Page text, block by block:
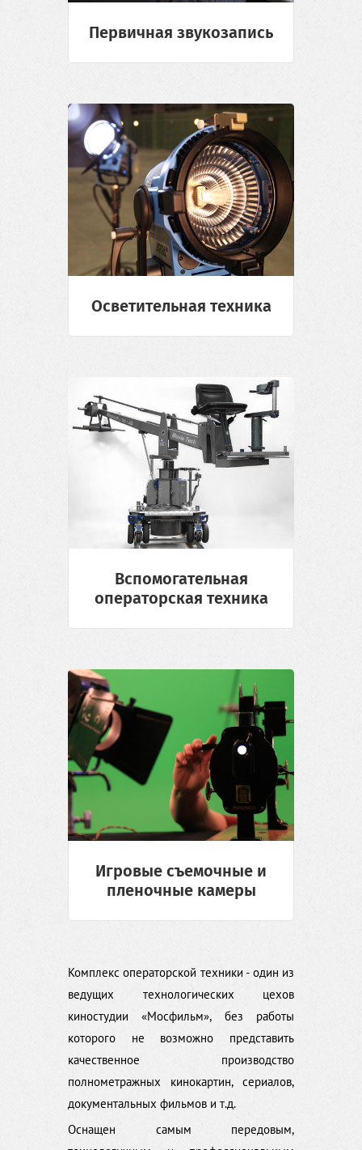
Первичная звукозапись
Осветительная техника
Вспомогательная
операторская техника
Игровые съемочные и
пленочные камеры
Комплекс операторской техники - один из
ведущих технологических цехов
киностудии «Мосфильм», без работы
которого не возможно представить
качественное производство
полнометражных кинокартин, сериалов,
документальных фильмов и т.д.
Оснащен самым передовым,